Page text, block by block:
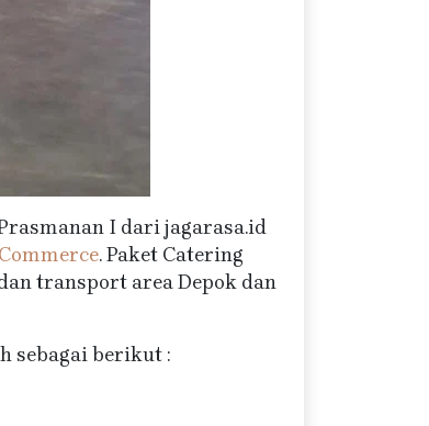
I dari jagarasa.id
. Paket Catering
transport area Depok dan
sebagai berikut :